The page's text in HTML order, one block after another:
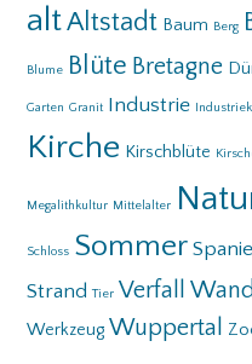
altAltstadt Baum Berg
Blume Blüte Bretagne
Garten Granit Industrie
Kirche Kirschblüte
Megalithkultur Mittelalter
Schloss Sommer
Strand Tier Verfall
Werkzeug Wuppertal